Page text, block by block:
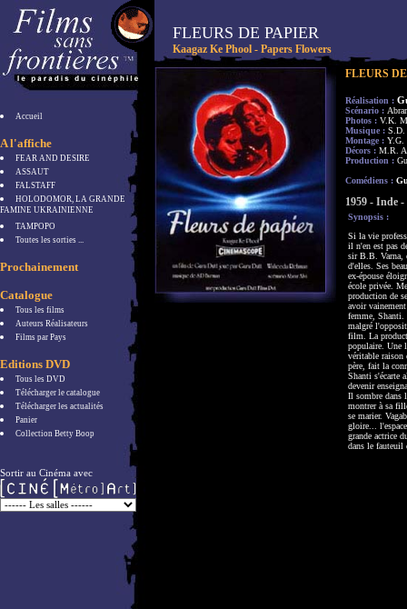
Accueil
A l'affiche
FEAR AND DESIRE
ASSAUT
FALSTAFF
HOLODOMOR, LA GRANDE
FAMINE UKRAINIENNE
TAMPOPO
Toutes les sorties ...
Prochainement
Catalogue
Tous les films
Auteurs Réalisateurs
Films par Pays
Editions DVD
Tous les DVD
Télécharger le catalogue
Télécharger les actualités
Panier
Collection Betty Boop
Sortir au Cinéma avec
FLEURS DE PAPIER
Kaagaz Ke Phool - Papers Flowers
FLEURS
Réalisation :
Scénario :
Photos : V.K.
Musique : S.D.
Montage : Y.G.
Décors : M.R.
Production :
Comédiens :
1959 - Inde
Synopsis :
Si la vie
il n'en est pas
sir B.B. Varna,
d'elles. Ses
ex-épouse
école privée.
production de
avoir
femme, Shanti.
malgré
film. La
populaire. Une
véritable raison
père, fait la
Shanti s'écarte
devenir
Il sombre dans
montrer à sa
se marier.
gloire...
grande actrice
dans le fauteuil